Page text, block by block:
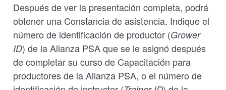
Después de ver la presentación completa, podrá
obtener una Constancia de asistencia. Indique el
número de identificación de productor (Grower
ID) de la Alianza PSA que se le asignó después
de completar su curso de Capacitación para
productores de la Alianza PSA, o el número de